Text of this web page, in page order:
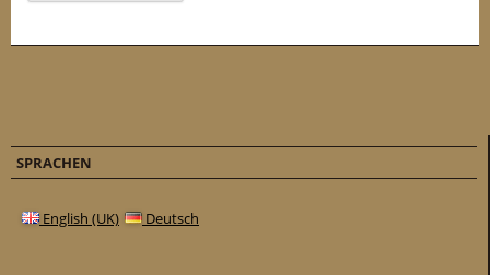
SPRACHEN
English (UK) Deutsch